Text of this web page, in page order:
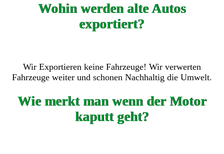
Wohin werden alte Autos
exportiert?
Wir Exportieren keine Fahrzeuge! Wir verwerten
Fahrzeuge weiter und schonen Nachhaltig die Umwelt.
Wie merkt man wenn der Motor
kaputt geht?